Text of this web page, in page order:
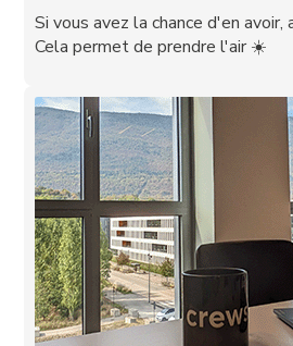
Si vous avez la chance d'en
Cela permet de prendre l'air ☀️